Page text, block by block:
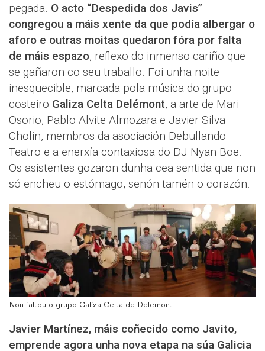
pegada. O acto “Despedida dos Javis”
congregou a máis xente da que podía albergar o
aforo e outras moitas quedaron fóra por falta
de máis espazo, reflexo do inmenso cariño que
se gañaron co seu traballo. Foi unha noite
inesquecible, marcada pola música do grupo
costeiro Galiza Celta Delémont, a arte de Mari
Osorio, Pablo Alvite Almozara e Javier Silva
Cholin, membros da asociación Debullando
Teatro e a enerxía contaxiosa do DJ Nyan Boe.
Os asistentes gozaron dunha cea sentida que non
só encheu o estómago, senón tamén o corazón.
Non faltou o grupo Galiza Celta de Delemont
Javier Martínez, máis coñecido como Javito,
emprende agora unha nova etapa na súa Galicia